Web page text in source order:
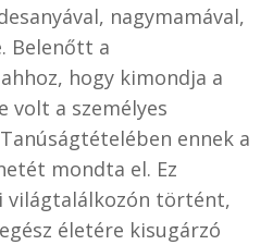
nagymamával,
Belenőtt a
hogy kimondja a
volt a személyes
ennek a
mondta el. Ez
világtalálkozón történt,
életére kisugárzó